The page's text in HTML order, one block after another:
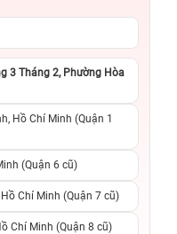
3 Tháng 2, Phường Hòa
Hồ Chí Minh (Quận 1
(Quận 6 cũ)
Chí Minh (Quận 7 cũ)
Chí Minh (Quận 8 cũ)